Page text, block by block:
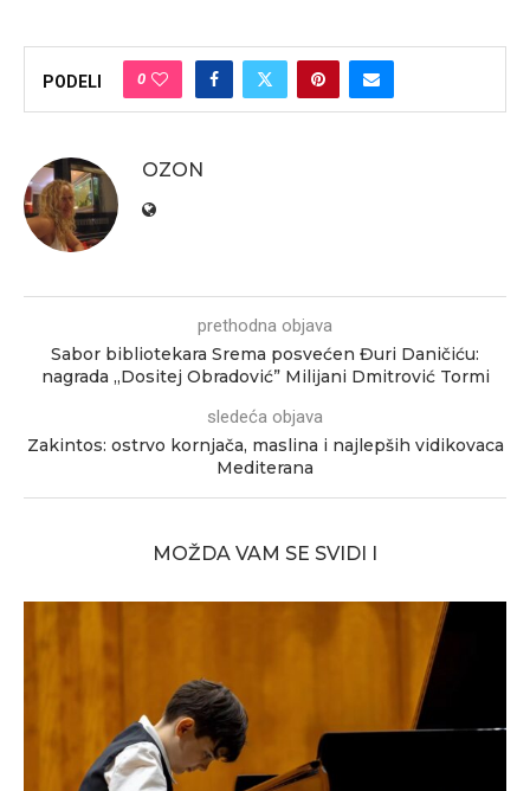
PODELI 0
OZON
prethodna objava
Sabor bibliotekara Srema posvećen Đuri Daničiću:
nagrada „Dositej Obradović” Milijani Dmitrović Tormi
sledeća objava
Zakintos: ostrvo kornjača, maslina i najlepših vidikovaca
Mediterana
MOŽDA VAM SE SVIDI I